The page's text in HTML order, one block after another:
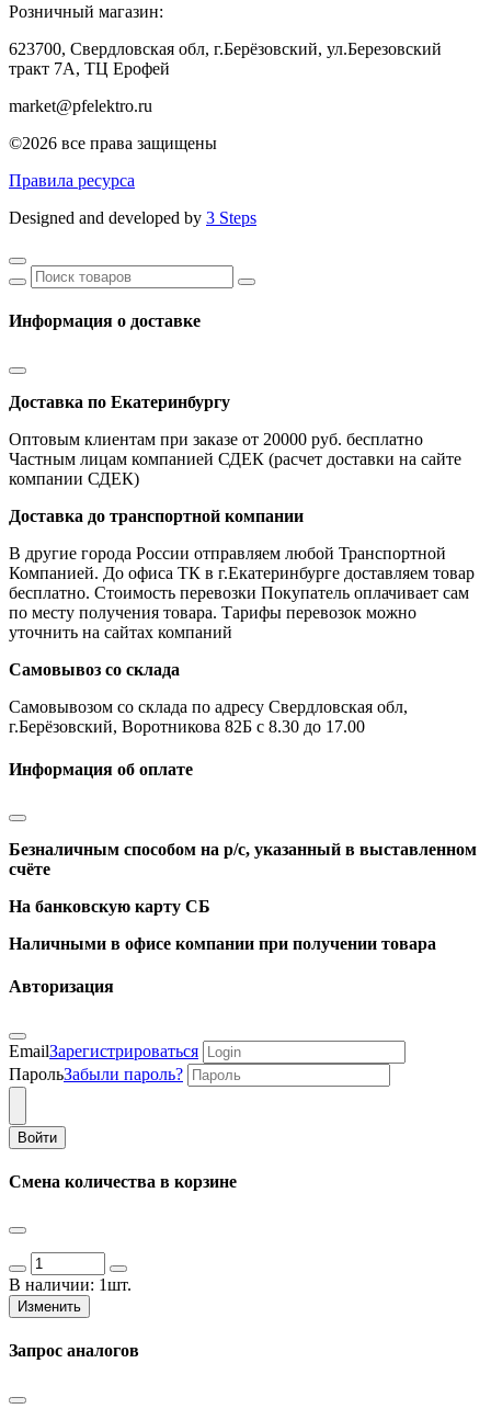
Розничный магазин:
623700, Свердловская обл, г.Берёзовский, ул.Березовский
тракт 7А, ТЦ Ерофей
market@pfelektro.ru
©2026 все права защищены
Правила ресурса
Designed and developed by 3 Steps
Информация о доставке
Доставка по Екатеринбургу
Оптовым клиентам при заказе от 20000 руб. бесплатно
Частным лицам компанией СДЕК (расчет доставки на сайте
компании СДЕК)
Доставка до транспортной компании
В другие города России отправляем любой Транспортной
Компанией. До офиса ТК в г.Екатеринбурге доставляем товар
бесплатно. Стоимость перевозки Покупатель оплачивает сам
по месту получения товара. Тарифы перевозок можно
уточнить на сайтах компаний
Самовывоз со склада
Самовывозом со склада по адресу Свердловская обл,
г.Берёзовский, Воротникова 82Б с 8.30 до 17.00
Информация об оплате
Безналичным способом на р/с, указанный в выставленном
счёте
На банковскую карту СБ
Наличными в офисе компании при получении товара
Авторизация
EmailЗарегистрироваться
ПарольЗабыли пароль?
Войти
Смена количества в корзине
В наличии: 1шт.
Изменить
Запрос аналогов